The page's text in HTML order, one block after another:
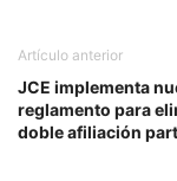
Artículo anterior
JCE implementa
reglamento para
doble afiliación